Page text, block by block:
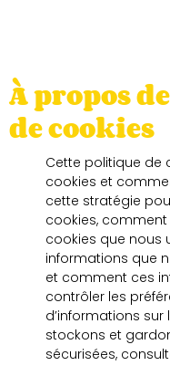
À propos
de cookies
Cette politique de
cookies et
cette stratégie
cookies, comment
cookies que nous
informations que
et comment ces
contrôler les
d’informations
stockons et
sécurisées,